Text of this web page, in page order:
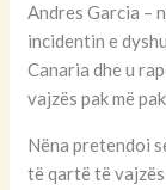
Andres Garcia –
incidentin e
Canaria dhe u
vajzës pak më
Nëna pretendoi
të qartë të